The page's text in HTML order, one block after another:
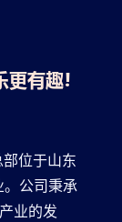
位于山东
。公司秉承
业的发